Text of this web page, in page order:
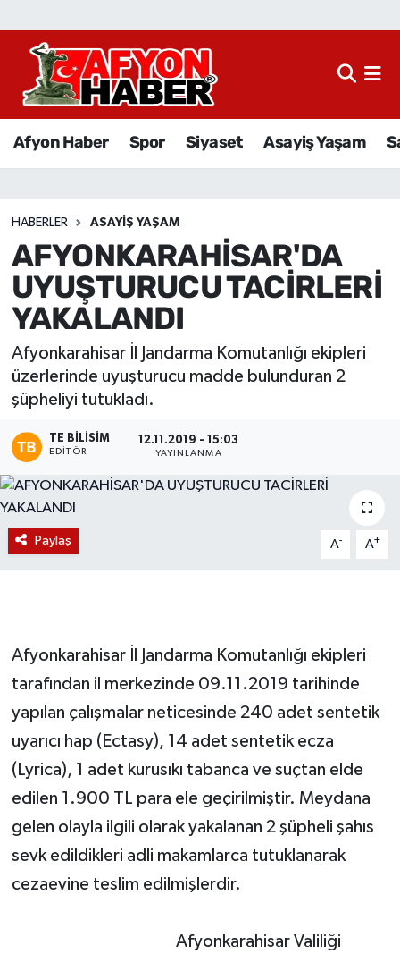
Afyon Haber Spor Siyaset Asayiş Yaşam
HABERLER ASAYIŞ YAŞAM
AFYONKARAHİSAR'DA
UYUŞTURUCU TACİRLERİ
YAKALANDI
Afyonkarahisar İl Jandarma Komutanlığı ekipleri
üzerlerinde uyuşturucu madde bulunduran 2
şüpheliyi tutukladı.
TE BILISIM
EDITÖR
12.11.2019 - 15:03
YAYINLANMA
Paylaş A- A+
Afyonkarahisar İl Jandarma Komutanlığı ekipleri
tarafından il merkezinde 09.11.2019 tarihinde
yapılan çalışmalar neticesinde 240 adet sentetik
uyarıcı hap (Ectasy), 14 adet sentetik ecza
(Lyrica), 1 adet kurusıkı tabanca ve suçtan elde
edilen 1.900 TL para ele geçirilmiştir. Meydana
gelen olayla ilgili olarak yakalanan 2 şüpheli şahıs
sevk edildikleri adli makamlarca tutuklanarak
cezaevine teslim edilmişlerdir.
Afyonkarahisar Valiliği
Afyon Haber
Sağlık
Eğitim
Sivil Toplum
Ekonomi
Magazin
Etkinlikler